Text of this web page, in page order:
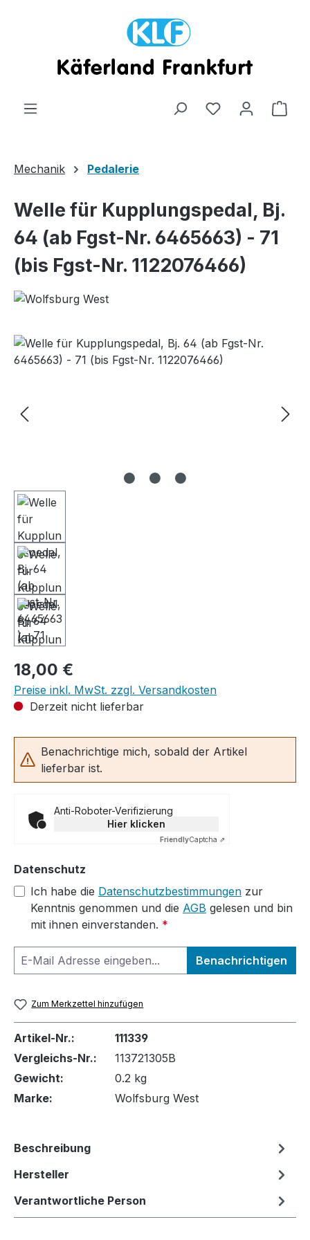
Zum Hauptinhalt springen
Mechanik Pedalerie
Welle für Kupplungspedal, Bj.
64 (ab Fgst-Nr. 6465663) - 71
(bis Fgst-Nr. 1122076466)
Bildergalerie überspringen
Regulärer Preis:
18,00 €
Preise inkl. MwSt. zzgl. Versandkosten
Derzeit nicht lieferbar
Benachrichtige mich, sobald der Artikel
lieferbar ist.
Anti-Roboter-Verifizierung
Hier klicken
FriendlyCaptcha ⇗
Datenschutz
Ich habe die Datenschutzbestimmungen zur
Kenntnis genommen und die AGB gelesen und bin
mit ihnen einverstanden. *
Benachrichtigen
Zum Merkzettel hinzufügen
Artikel-Nr.:
111339
Vergleichs-Nr.:
113721305B
Gewicht:
0.2 kg
Marke:
Wolfsburg West
Beschreibung
Hersteller
Verantwortliche Person